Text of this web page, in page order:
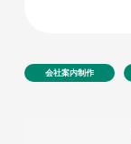
会社案内制作